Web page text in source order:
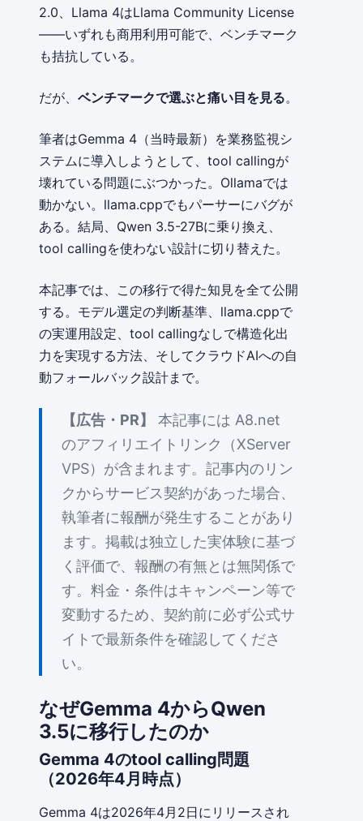
2.0、Llama 4はLlama Community License
——いずれも商用利用可能で、ベンチマーク
も拮抗している。
だが、 ベンチマークで選ぶと痛い目を見る。
筆者はGemma 4（当時最新）を業務監視シ
ステムに導入しようとして、tool callingが
壊れている問題にぶつかった。Ollamaでは
動かない。llama.cppでもパーサーにバグが
ある。結局、Qwen 3.5-27Bに乗り換え、
tool callingを使わない設計に切り替えた。
本記事では、この移行で得た知見を全て公開
する。モデル選定の判断基準、llama.cppで
の実運用設定、tool callingなしで構造化出
力を実現する方法、そしてクラウドAIへの自
動フォールバック設計まで。
【広告・PR】
本記事には A8.net
のアフィリエイトリンク（XServer
VPS）が含まれます。記事内のリン
クからサービス契約があった場合、
執筆者に報酬が発生することがあり
ます。掲載は独立した実体験に基づ
く評価で、報酬の有無とは無関係で
す。料金・条件はキャンペーン等で
変動するため、契約前に必ず公式サ
イトで最新条件を確認してくださ
い。
なぜGemma 4からQwen
3.5に移行したのか
Gemma 4のtool calling問題
（2026年4月時点）
Gemma 4は2026年4月2日にリリースされ